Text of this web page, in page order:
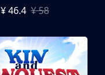
¥ 46.4 ¥ 58